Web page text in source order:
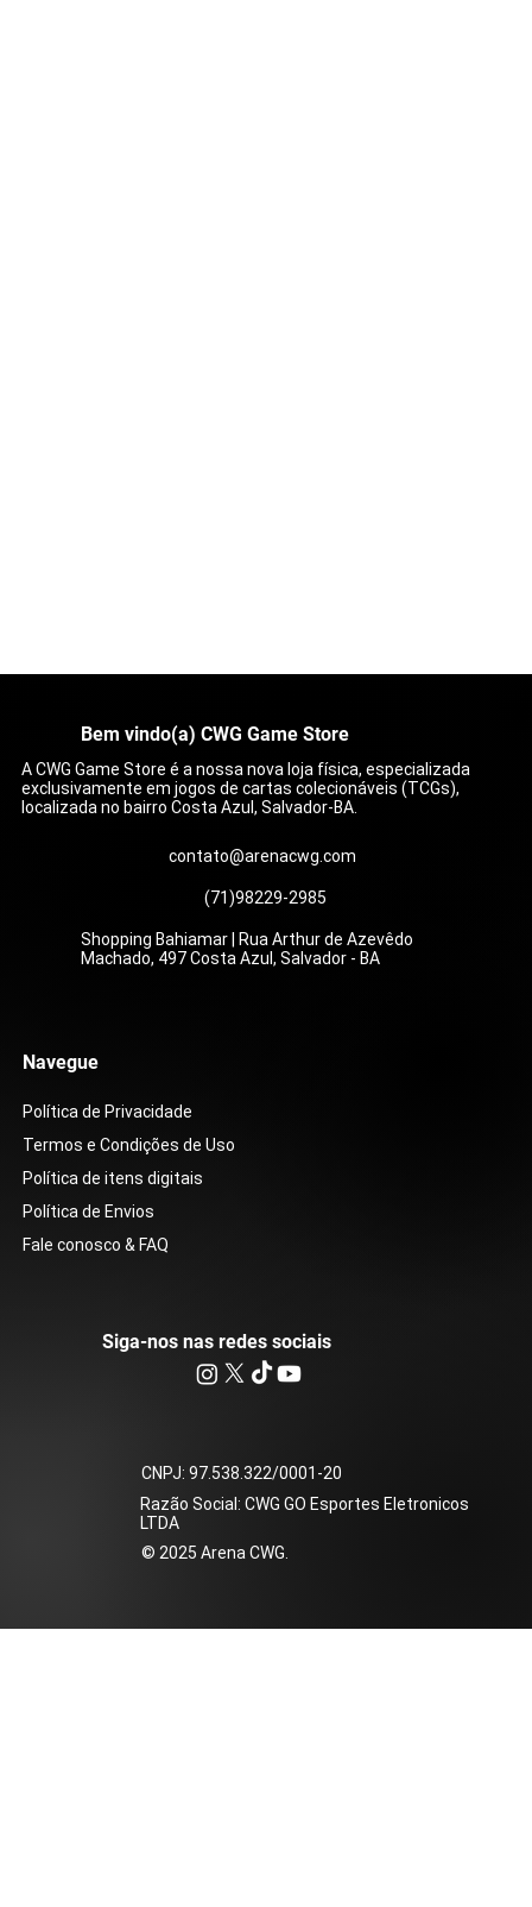
Bem vindo(a) CWG Game Store
A CWG Game Store é a nossa nova loja física, especializada
exclusivamente em jogos de cartas colecionáveis (TCGs),
localizada no bairro Costa Azul, Salvador-BA.
contato@arenacwg.com
(71)98229-2985
Shopping Bahiamar | Rua Arthur de Azevêdo
Machado, 497 Costa Azul, Salvador - BA
Navegue
Política de Privacidade
Termos e Condições de Uso
Política de itens digitais
Política de Envios
Fale conosco & FAQ
Siga-nos nas redes sociais
​CNPJ: 97.538.322/0001-20
Razão Social: CWG GO Esportes Eletronicos
LTDA
​© 2025 Arena CWG.